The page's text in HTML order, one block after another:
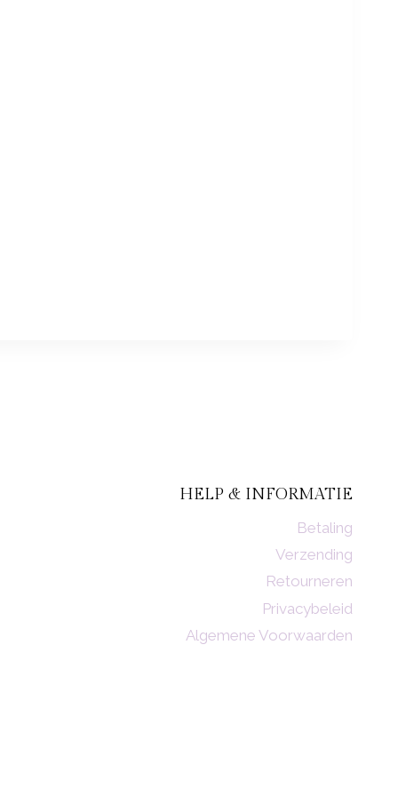
HELP & INFORMATIE
Betaling
Verzending
Retourneren
Privacybeleid
Algemene Voorwaarden